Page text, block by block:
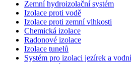
Zemní hydroizolační systém
Izolace proti vodě
Izolace proti zemní vlhkosti
Chemická izolace
Radonové izolace
Izolace tunelů
Systém pro izolaci jezírek a